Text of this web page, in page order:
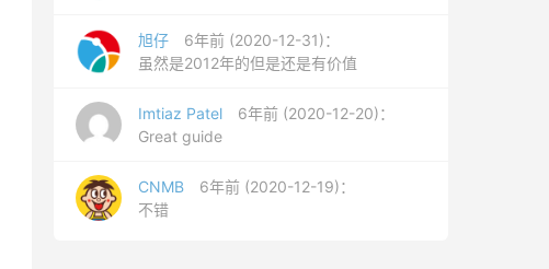
旭仔
6年前 (2020-12-31)：
虽然是2012年的但是还是有价值
Imtiaz Patel
6年前 (2020-12-20)：
Great guide
CNMB
6年前 (2020-12-19)：
不错